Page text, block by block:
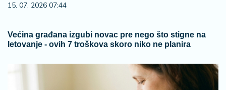
15. 07. 2026 07:44
Većina građana izgubi novac pre nego što stigne na
letovanje - ovih 7 troškova skoro niko ne planira